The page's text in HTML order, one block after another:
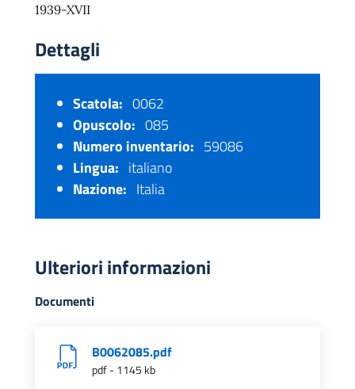
1939-XVII
Dettagli
Scatola: 0062
Opuscolo: 085
Numero inventario: 59086
Lingua: italiano
Nazione: Italia
Ulteriori informazioni
Documenti
B0062085.pdf
pdf - 1145 kb